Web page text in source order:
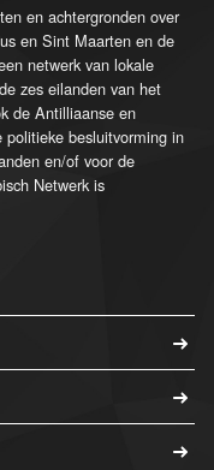
en achtergronden over
en Sint Maarten en de
netwerk van lokale
zes eilanden van het
de Antilliaanse en
politieke besluitvorming in
en/of voor de
Netwerk is